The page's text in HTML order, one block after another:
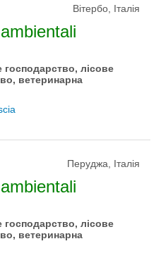
Вітербо, Італія
господарство, лісове
ветеринарна
Перуджа, Італія
господарство, лісове
ветеринарна